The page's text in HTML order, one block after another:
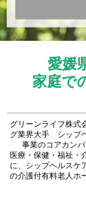
愛媛
家庭で
グリーンライフ株式
グ業界大手 シップ
事業のコアカン
医療・保健・福祉・
に、シップヘルスケ
の介護付有料老人ホ